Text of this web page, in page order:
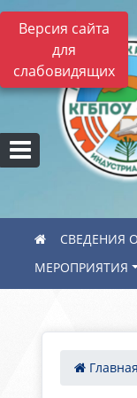
Версия сайта
для
слабовидящих
СВЕДЕНИЯ
МЕРОПРИЯТИЯ
Главная